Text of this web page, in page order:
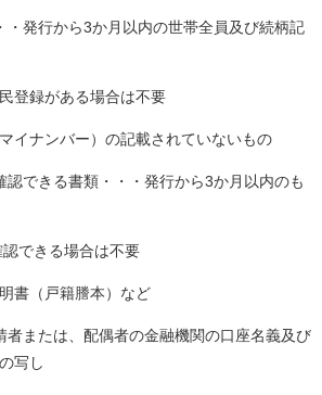
発行から3か月以内の世帯全員及び続柄記
がある場合は不要
ンバー）の記載されていないもの
できる書類・・・発行から3か月以内のも
きる場合は不要
（戸籍謄本）など
または、配偶者の金融機関の口座名義及び
写し